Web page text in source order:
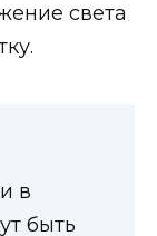
света
в
быть